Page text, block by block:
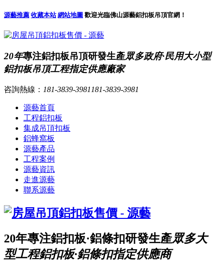
源藝推薦 收藏本站 網站地圖 歡迎光臨佛山源藝鋁扣板吊頂官網！
20年專注鋁扣板吊頂研發生產眾多政府·民用大小型
鋁扣板吊頂工程指定供應廠家
咨詢熱線： 181-3839-3981 181-3839-3981
源藝首頁
工程鋁扣板
集成吊頂扣板
鋁蜂窩板
源藝產品
工程案例
源藝資訊
走進源藝
聯系源藝
20年專注鋁扣板·鋁條扣研發生產眾多大
型工程鋁扣板·鋁條扣指定供應商